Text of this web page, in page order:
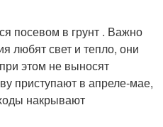
посевом в грунт . Важно
любят свет и тепло, они
этом не выносят
приступают в апреле-мае,
накрывают